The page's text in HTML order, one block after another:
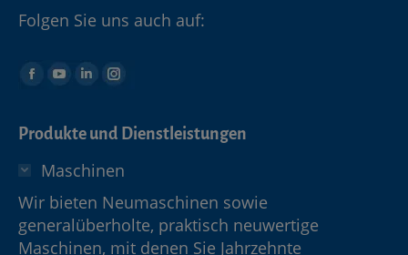
Folgen Sie uns auch auf:
Produkte und Dienstleistungen
Maschinen
Wir bieten Neumaschinen sowie
generalüberholte, praktisch neuwertige
Maschinen, mit denen Sie Jahrzehnte